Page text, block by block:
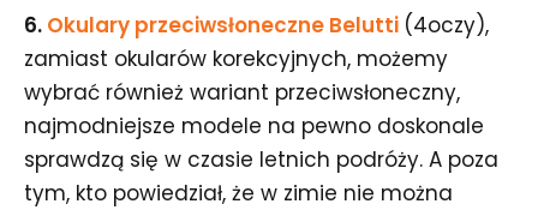
6. Okulary przeciwsłoneczne Belutti (4oczy),
zamiast okularów korekcyjnych, możemy
wybrać również wariant przeciwsłoneczny,
najmodniejsze modele na pewno doskonale
sprawdzą się w czasie letnich podróży. A poza
tym, kto powiedział, że w zimie nie można